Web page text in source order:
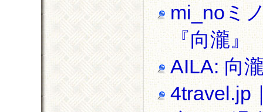
mi_noミ
『向瀧』
AILA: 向
4travel.jp